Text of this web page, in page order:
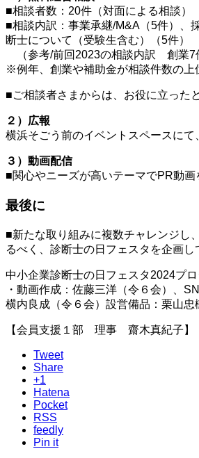
■相談者数：20件（対面による相談）
■相談内訳：事業承継/M&A（5件）、
断士について（受験生含む）（5件）
（参考/前回2023の相談内訳 創業7
※例年、創業や補助金が相談件数の上
■ご相談者さまからは、お役に立った
２）広報
横浜そごう前のイベントスペースに
３）動画配信
■関心やニーズが高いテーマでPR動
最後に
■新たな取り組みに複数チャレンジし
るべく、診断士の日フェスタを企画し
中小企業診断士の日フェスタ2024プ
・動画作成：佐藤三洋（令６会）、
横内良成（令６会）設営備品：栗山
【会員支援１部 理事 齋木真紀子】
Tweet
Share
+1
Hatena
Pocket
RSS
feedly
Pin it